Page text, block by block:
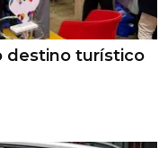
destino turístico